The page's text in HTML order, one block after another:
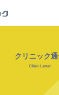
クリニック
Clinic Letter